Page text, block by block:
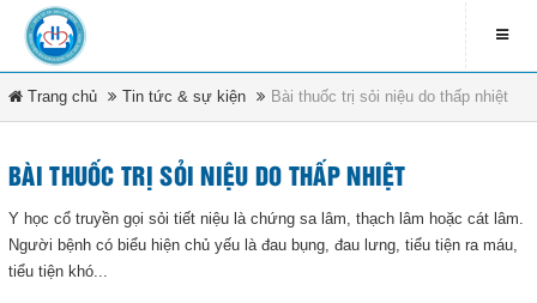
Trang chủ Tin tức & sự kiện Bài thuốc trị sỏi niệu do thấp nhiệt
BÀI THUỐC TRỊ SỎI NIỆU DO THẤP NHIỆT
Y học cổ truyền gọi sỏi tiết niệu là chứng sa lâm, thạch lâm hoặc cát lâm.
Người bệnh có biểu hiện chủ yếu là đau bụng, đau lưng, tiểu tiện ra máu,
tiểu tiện khó...
DANH MỤC
Trang chủ
LIÊN HỆ
79 Bà Triệu - Xã Hóc Môn -
TP.HCM
contact_phone